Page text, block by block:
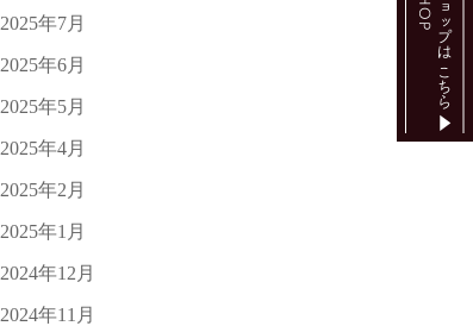
2025年7月
2025年6月
2025年5月
2025年4月
2025年2月
2025年1月
2024年12月
2024年11月